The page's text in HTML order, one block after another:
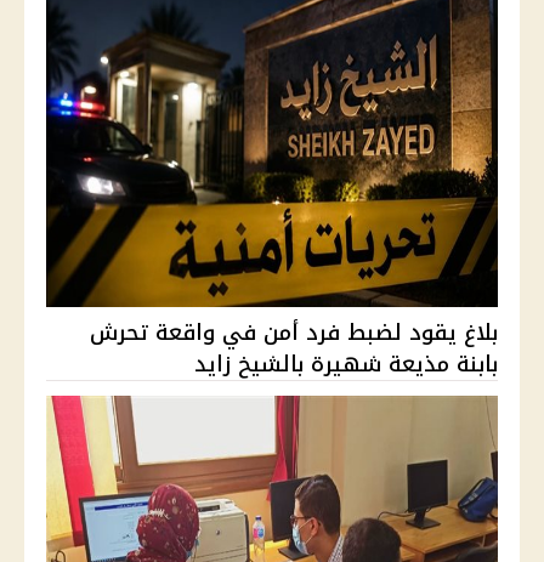
بلاغ يقود لضبط فرد أمن في واقعة تحرش
بابنة مذيعة شهيرة بالشيخ زايد